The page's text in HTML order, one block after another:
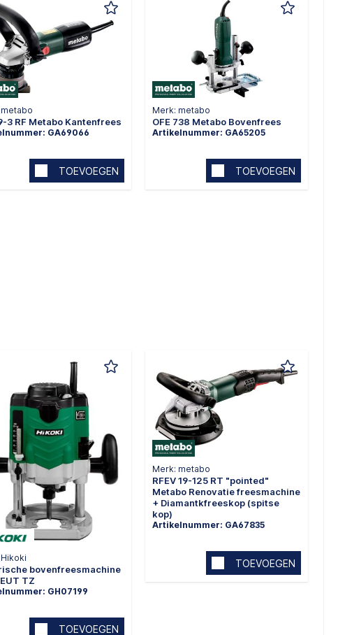
3 RF Metabo Kantenfrees
GA69066
TOEVOEGEN
Merk: metabo
OFE 738 Metabo Bovenfrees
Artikelnummer: GA65205
TOEVOEGEN
bovenfreesmachine
TZ
GH07199
TOEVOEGEN
Merk: metabo
RFEV 19-125 RT "pointed"
Metabo Renovatie freesmachine
+ Diamantkfreeskop (spitse
kop)
Artikelnummer: GA67835
TOEVOEGEN